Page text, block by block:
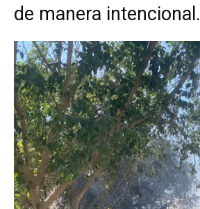
de manera intencional.